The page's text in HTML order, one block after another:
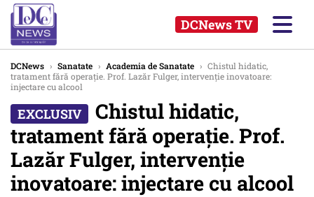
DCNews TV
DCNews › Sanatate › Academia de Sanatate › Chistul hidatic,
tratament fără operație. Prof. Lazăr Fulger, intervenție inovatoare:
injectare cu alcool
Chistul hidatic,
tratament fără operație. Prof.
Lazăr Fulger, intervenție
inovatoare: injectare cu alcool